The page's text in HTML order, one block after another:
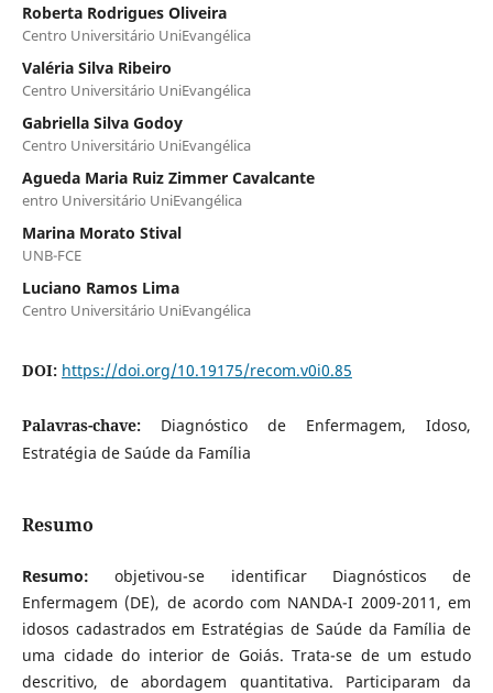
Roberta Rodrigues Oliveira
Centro Universitário UniEvangélica
Valéria Silva Ribeiro
Centro Universitário UniEvangélica
Gabriella Silva Godoy
Centro Universitário UniEvangélica
Agueda Maria Ruiz Zimmer Cavalcante
entro Universitário UniEvangélica
Marina Morato Stival
UNB-FCE
Luciano Ramos Lima
Centro Universitário UniEvangélica
DOI: https://doi.org/10.19175/recom.v0i0.85
Palavras-chave: Diagnóstico de Enfermagem, Idoso,
Estratégia de Saúde da Família
Resumo
Resumo:objetivou-se identificar Diagnósticos de
Enfermagem (DE), de acordo com NANDA-I 2009-2011, em
idosos cadastrados em Estratégias de Saúde da Família de
uma cidade do interior de Goiás. Trata-se de um estudo
descritivo, de abordagem quantitativa. Participaram da